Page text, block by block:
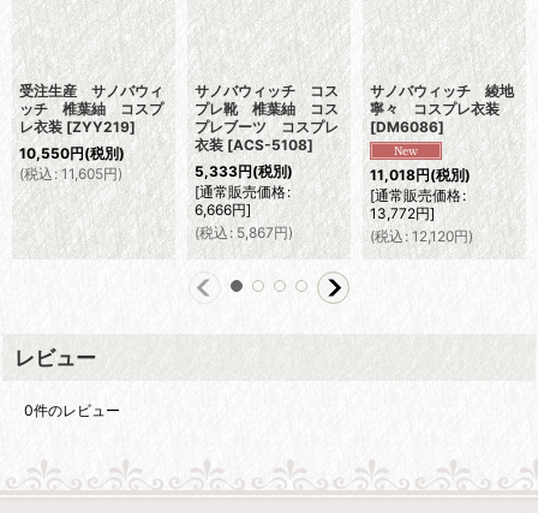
受注生産 サノバウィ
ッチ 椎葉紬 コスプ
レ衣装 [ZYY219]
10,550円(税別)
(税込 : 11,605円)
サノバウィッチ コス
プレ靴 椎葉紬 コス
プレブーツ コスプレ
衣装 [ACS-5108]
5,333円(税別)
[通常販売価格:
6,666円]
(税込: 5,867円)
サノバウィッチ 綾地
寧々 コスプレ衣装
[DM6086]
11,018円(税別)
[通常販売価格:
13,772円]
(税込: 12,120円)
レビュー
0件のレビュー